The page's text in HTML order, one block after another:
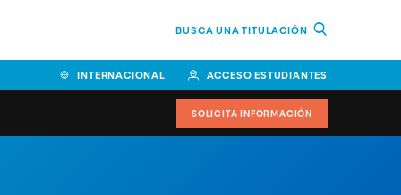
BUSCA UNA TITULACIÓN
INTERNACIONAL ACCESO ESTUDIANTES
SOLICITA INFORMACIÓN